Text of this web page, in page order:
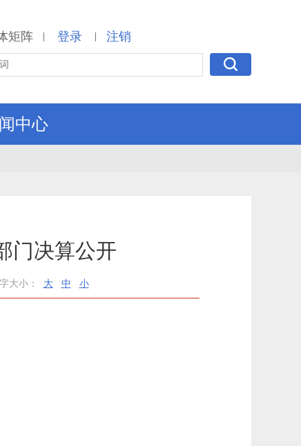
矩阵 | 登录 | 注销
中心
门决算公开
大小： 大 中 小